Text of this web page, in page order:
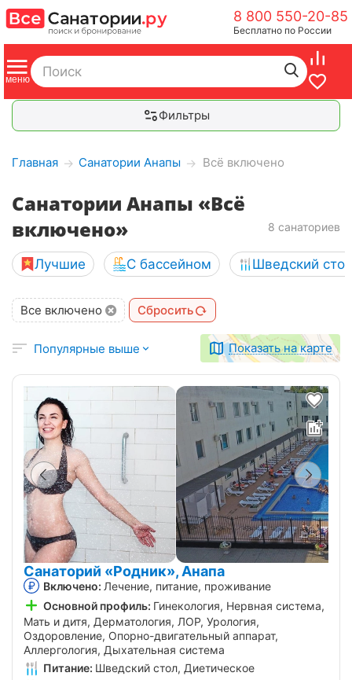
8 800 550-20-85
Бесплатно по России
Фильтры
Главная → Санатории Анапы → Всё включено
Санатории Анапы «Всё
включено»
8 санаториев
Лучшие С бассейном Шведский стол
Все включено Сбросить
Популярные выше Показать на карте
Санаторий «Родник», Анапа
Включено: Лечение, питание, проживание
Основной профиль: Гинекология, Нервная система,
Мать и дитя, Дерматология, ЛОР, Урология,
Оздоровление, Опорно-двигательный аппарат,
Аллергология, Дыхательная система
Питание: Шведский стол, Диетическое